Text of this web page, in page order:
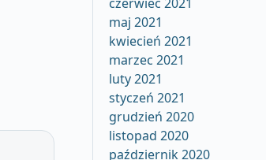
maj 2021
kwiecień 2021
marzec 2021
luty 2021
styczeń 2021
grudzień 2020
listopad 2020
październik 2020